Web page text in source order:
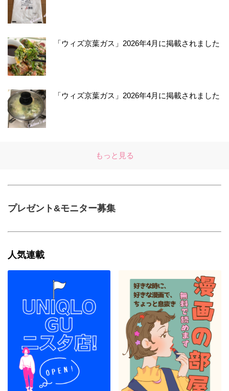
「ウィズ京葉ガス」2026年4月に掲載されました
「ウィズ京葉ガス」2026年4月に掲載されました
もっと見る
プレゼント&モニター募集
人気連載